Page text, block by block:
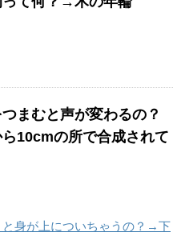
まむと声が変わるの？
10cmの所で合成されて
と身が上についちゃうの？→下